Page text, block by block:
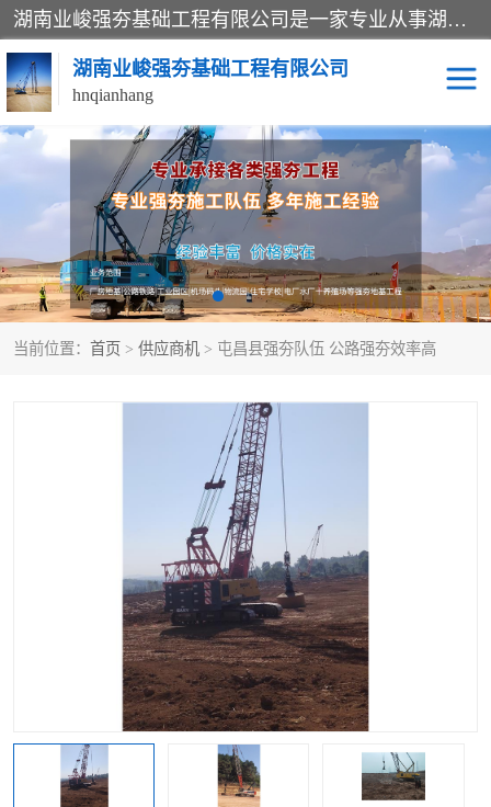
湖南业峻强夯基础工程有限公司是一家专业从事湖南强夯基础工程、强夯机租赁，地基处理的施工单位。业务覆盖：湖南、广东，江西等地。可承接1000KN.m-25000KN.m强夯（置换）工程。公司创始人是国内较早期从事强夯施工的建设者，经过多年的一步一个脚印的发展，在行业内具有较高的度和良好的口碑。
湖南业峻强夯基础工程有限公司
hnqianhang
当前位置： 首页 > 供应商机 > 屯昌县强夯队伍 公路强夯效率高
强夯施工案例 强夯机租赁
强夯施工工程 强夯施工队伍
强夯队伍